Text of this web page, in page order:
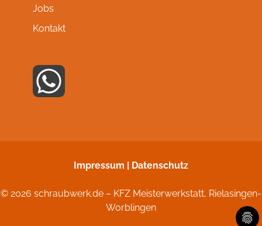
Jobs
Kontakt
Impressum Datenschutz
© 2026 schraubwerk.de – KFZ Meisterwerkstatt, Rielasingen-
Worblingen